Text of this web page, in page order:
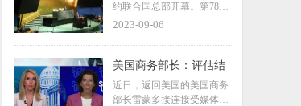
约联合国总部开幕。第78届
联大主席丹尼斯·弗朗西斯呼
与挑战，以更好地保护人类
的安全和尊严。
2023-09-06
美国商务部长：评估结
束前，预计不会改变对
华关税政策
近日，返回美国的美国商务
部长雷蒙多接连接受媒体采